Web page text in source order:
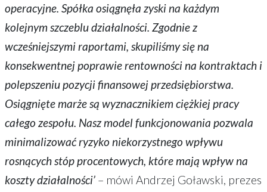
operacyjne. Spółka osiągnęła zyski na każdym
kolejnym szczeblu działalności. Zgodnie z
wcześniejszymi raportami, skupiliśmy się na
konsekwentnej poprawie rentowności na kontraktach i
polepszeniu pozycji finansowej przedsiębiorstwa.
Osiągnięte marże są wyznacznikiem ciężkiej pracy
całego zespołu. Nasz model funkcjonowania pozwala
minimalizować ryzyko niekorzystnego wpływu
rosnących stóp procentowych, które mają wpływ na
koszty działalności’ – mówi Andrzej Goławski, prezes